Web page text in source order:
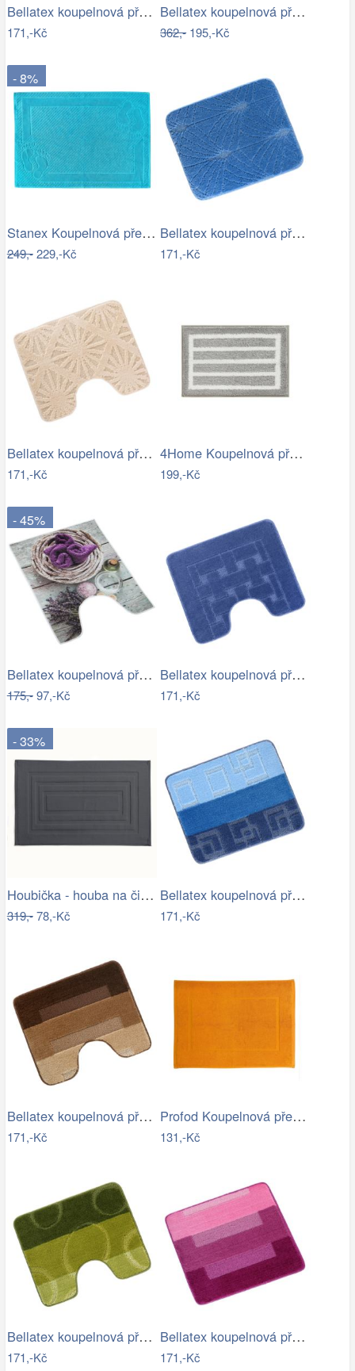
Bellatex koupelnová předložka BANY…
171,-Kč
Bellatex koupelnová předložka 3D tisk…
362,-195,-Kč
- 8%
Stanex Koupelnová předložka Mexico…
249,-229,-Kč
Bellatex koupelnová předložka BANY…
171,-Kč
Bellatex koupelnová předložka BANY…
171,-Kč
4Home Koupelnová předložka Grate, 40 x…
199,-Kč
- 45%
Bellatex koupelnová předložka 3D tisk…
175,-97,-Kč
Bellatex koupelnová předložka BANY…
171,-Kč
- 33%
Houbička - houba na čištění a mytí…
319,-78,-Kč
Bellatex koupelnová předložka BANY…
171,-Kč
Bellatex koupelnová předložka BANY…
171,-Kč
Profod Koupelnová předložka Comfort…
131,-Kč
Bellatex koupelnová předložka BANY…
171,-Kč
Bellatex koupelnová předložka BANY…
171,-Kč